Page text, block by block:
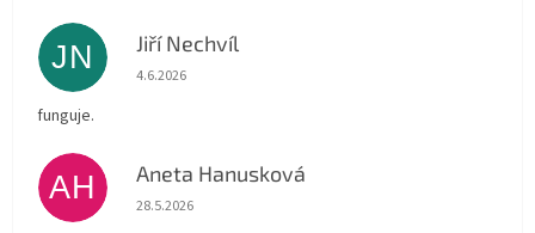
JN Jiří Nechvíl
Hodnocení obchodu je 5 z 5 hvězdiček.
4.6.2026
funguje.
AH Aneta Hanusková
Hodnocení obchodu je 5 z 5 hvězdiček.
28.5.2026